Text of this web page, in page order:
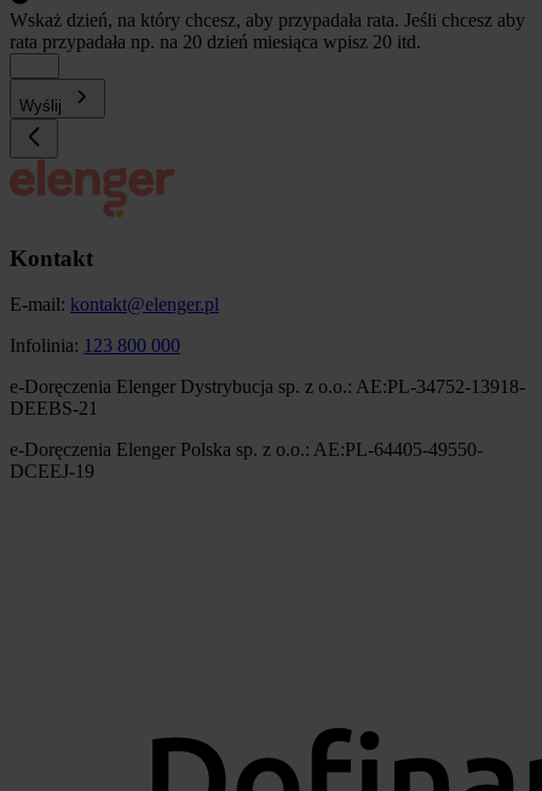
Wskaż dzień, na który chcesz, aby przypadała rata. Jeśli chcesz aby
rata przypadała np. na 20 dzień miesiąca wpisz 20 itd.
Wyślij
Kontakt
E-mail: kontakt@elenger.pl
Infolinia: 123 800 000
e-Doręczenia Elenger Dystrybucja sp. z o.o.: AE:PL-34752-13918-
DEEBS-21
e-Doręczenia Elenger Polska sp. z o.o.: AE:PL-64405-49550-
DCEEJ-19